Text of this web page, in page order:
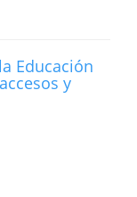
Educación
y